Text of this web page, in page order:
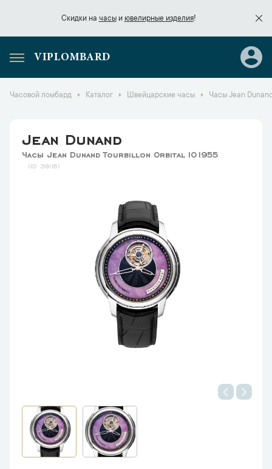
Скидки на часыи ювелирные изделия!
Скидки начасы
VIPLOMBARD
Часовой ломбард Каталог Швейцарские часы Часы Jean
Jean Dunand
Часы Jean Dunand Tourbillon Orbital IO1955
39118